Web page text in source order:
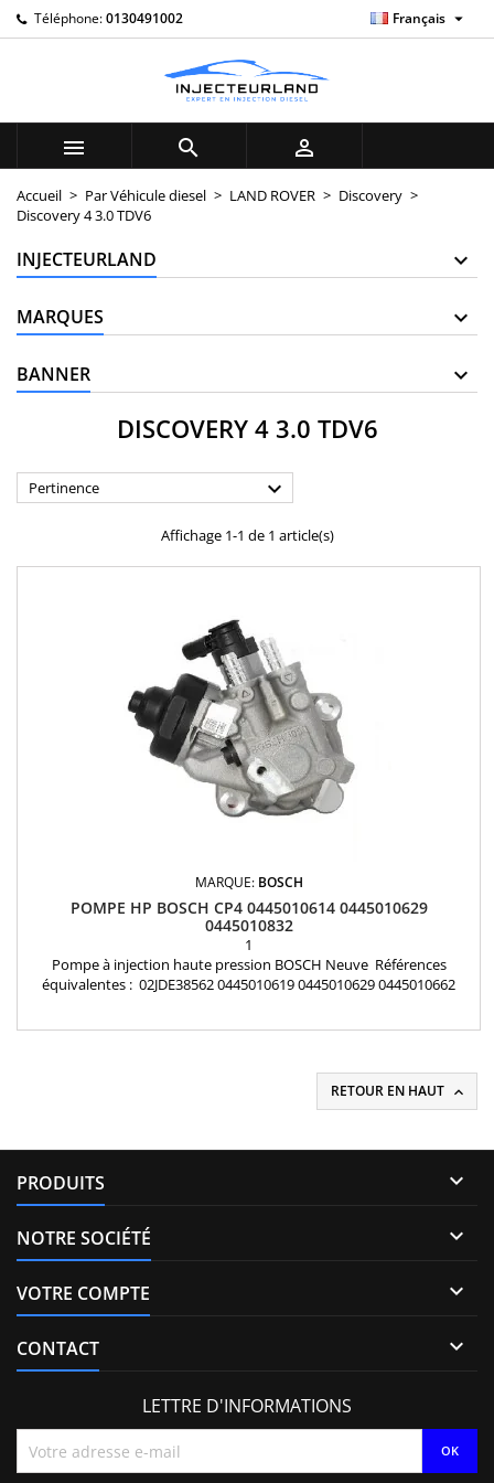
Téléphone:0130491002 Français 
  
Accueil Par Véhicule diesel LAND ROVER
Discovery
Discovery 4 3.0 TDV6
INJECTEURLAND
MARQUES
BANNER
DISCOVERY 4 3.0 TDV6
Pertinence 
Affichage 1-1 de 1 article(s)
MARQUE: BOSCH
POMPE HP BOSCH CP4 0445010614 0445010629
0445010832
1
Pompe à injection haute pression BOSCH Neuve Références
équivalentes : 02JDE38562 0445010619 0445010629 0445010662
RETOUR EN HAUT 
PRODUITS 
NOTRE SOCIÉTÉ 
VOTRE COMPTE 
CONTACT 
My wishlists ×
add_circle_outline
((modalTitle)) ×
((confirmMessage))
((cancelText)) ((modalDeleteText))
((title)) ×
Connexion ×
Vous devez être connecté pour ajouter des produits à
votre liste d'envies.
((cancelText)) ((loginText))
LETTRE D'INFORMATIONS